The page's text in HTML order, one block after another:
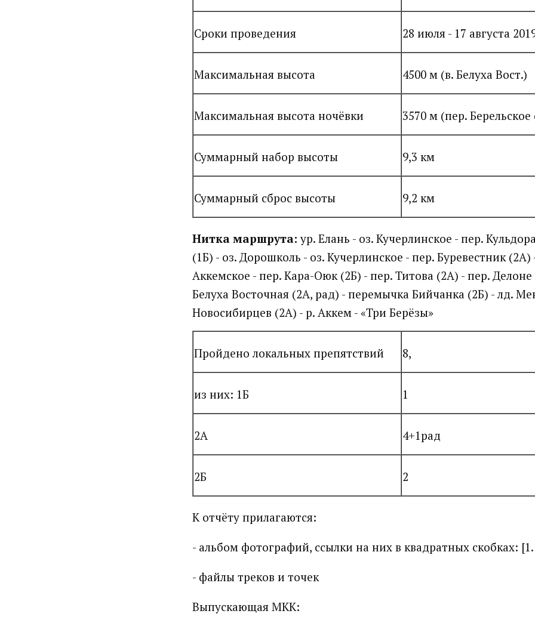
Сроки проведения 28 июля - 17 августа
Максимальная высота 4500 м (в. Белуха Вост.)
Максимальная высота ночёвки 3570 м (пер. Берельское
Суммарный набор высоты 9,3 км
Суммарный сброс высоты 9,2 км
Нитка маршрута: ур. Елань - оз. Кучерлинское - пер.
(1Б) - оз. Дорошколь - оз. Кучерлинское - пер. Буревестник (2А)
Аккемское - пер. Кара-Оюк (2Б) - пер. Титова (2А) - пер. Делоне
Белуха Восточная (2А, рад) - перемычка Бийчанка (2Б) - лд.
Новосибирцев (2А) - р. Аккем - «Три Берёзы»
Пройдено локальных препятствий 8,
из них: 1Б 1
2А 4+1рад
2Б 2
К отчёту прилагаются:
- альбом фотографий, ссылки на них в квадратных скобках:
- файлы треков и точек
Выпускающая МКК: